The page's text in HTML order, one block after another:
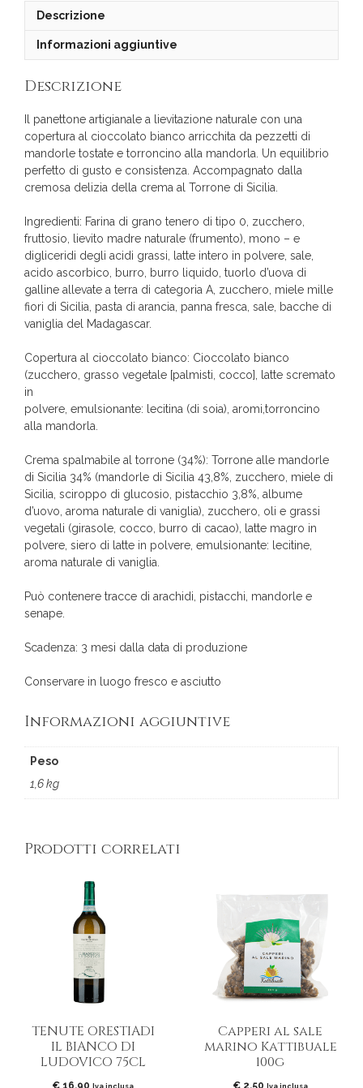
Descrizione
Informazioni aggiuntive
Descrizione
Il panettone artigianale a lievitazione naturale con una
copertura al cioccolato bianco arricchita da pezzetti di
mandorle tostate e torroncino alla mandorla. Un equilibrio
perfetto di gusto e consistenza. Accompagnato dalla
cremosa delizia della crema al Torrone di Sicilia.
Ingredienti: Farina di grano tenero di tipo 0, zucchero,
fruttosio, lievito madre naturale (frumento), mono – e
digliceridi degli acidi grassi, latte intero in polvere, sale,
acido ascorbico, burro, burro liquido, tuorlo d’uova di
galline allevate a terra di categoria A, zucchero, miele mille
fiori di Sicilia, pasta di arancia, panna fresca, sale, bacche di
vaniglia del Madagascar.
Copertura al cioccolato bianco: Cioccolato bianco
(zucchero, grasso vegetale [palmisti, cocco], latte scremato
in
polvere, emulsionante: lecitina (di soia), aromi,torroncino
alla mandorla.
Crema spalmabile al torrone (34%): Torrone alle mandorle
di Sicilia 34% (mandorle di Sicilia 43,8%, zucchero, miele di
Sicilia, sciroppo di glucosio, pistacchio 3,8%, albume
d’uovo, aroma naturale di vaniglia), zucchero, oli e grassi
vegetali (girasole, cocco, burro di cacao), latte magro in
polvere, siero di latte in polvere, emulsionante: lecitine,
aroma naturale di vaniglia.
Può contenere tracce di arachidi, pistacchi, mandorle e
senape.
Scadenza: 3 mesi dalla data di produzione
Conservare in luogo fresco e asciutto
Informazioni aggiuntive
Peso
1,6 kg
Prodotti correlati
TENUTE ORESTIADI
IL BIANCO DI
LUDOVICO 75CL
€16,90
Capperi al sale
marino Kattibuale
100g
€2,50